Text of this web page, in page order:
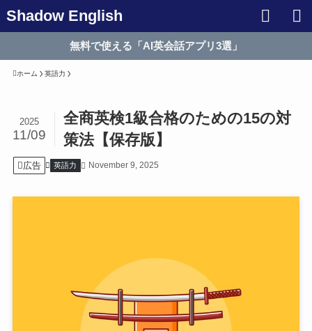
Shadow English
無料で使える「AI英会話アプリ3選」
ホーム 英語力
全商英検1級合格のための15の対
策法【保存版】
2025
11/09
広告 英語力 November 9, 2025